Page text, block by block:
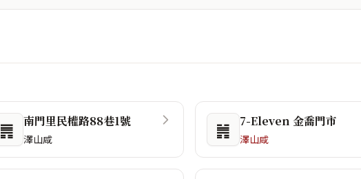
䷠ 南門里民權路88巷1號
澤山咸 ䷞ 7-Eleven 金喬門市
澤山咸